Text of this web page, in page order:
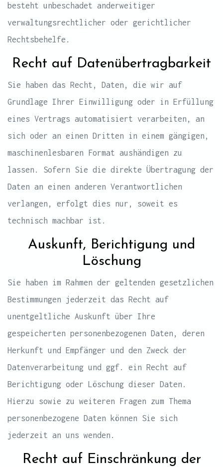
besteht unbeschadet anderweitiger
verwaltungsrechtlicher oder gerichtlicher
Rechtsbehelfe.
Recht auf Daten­übertrag­barkeit
Sie haben das Recht, Daten, die wir auf
Grundlage Ihrer Einwilligung oder in Erfüllung
eines Vertrags automatisiert verarbeiten, an
sich oder an einen Dritten in einem gängigen,
maschinenlesbaren Format aushändigen zu
lassen. Sofern Sie die direkte Übertragung der
Daten an einen anderen Verantwortlichen
verlangen, erfolgt dies nur, soweit es
technisch machbar ist.
Auskunft, Berichtigung und
Löschung
Sie haben im Rahmen der geltenden gesetzlichen
Bestimmungen jederzeit das Recht auf
unentgeltliche Auskunft über Ihre
gespeicherten personenbezogenen Daten, deren
Herkunft und Empfänger und den Zweck der
Datenverarbeitung und ggf. ein Recht auf
Berichtigung oder Löschung dieser Daten.
Hierzu sowie zu weiteren Fragen zum Thema
personenbezogene Daten können Sie sich
jederzeit an uns wenden.
Recht auf Einschränkung der